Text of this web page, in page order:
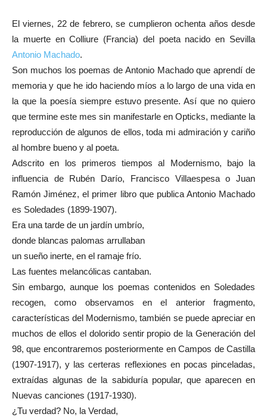
El viernes, 22 de febrero, se cumplieron ochenta años desde
la muerte en Colliure (Francia) del poeta nacido en Sevilla
Antonio Machado.
Son muchos los poemas de Antonio Machado que aprendí de
memoria y que he ido haciendo míos a lo largo de una vida en
la que la poesía siempre estuvo presente. Así que no quiero
que termine este mes sin manifestarle en Opticks, mediante la
reproducción de algunos de ellos, toda mi admiración y cariño
al hombre bueno y al poeta.
Adscrito en los primeros tiempos al Modernismo, bajo la
influencia de Rubén Darío, Francisco Villaespesa o Juan
Ramón Jiménez, el primer libro que publica Antonio Machado
es Soledades (1899-1907).
Era una tarde de un jardín umbrío,
donde blancas palomas arrullaban
un sueño inerte, en el ramaje frío.
Las fuentes melancólicas cantaban.
Sin embargo, aunque los poemas contenidos en Soledades
recogen, como observamos en el anterior fragmento,
características del Modernismo, también se puede apreciar en
muchos de ellos el dolorido sentir propio de la Generación del
98, que encontraremos posteriormente en Campos de Castilla
(1907-1917), y las certeras reflexiones en pocas pinceladas,
extraídas algunas de la sabiduría popular, que aparecen en
Nuevas canciones (1917-1930).
¿Tu verdad? No, la Verdad,